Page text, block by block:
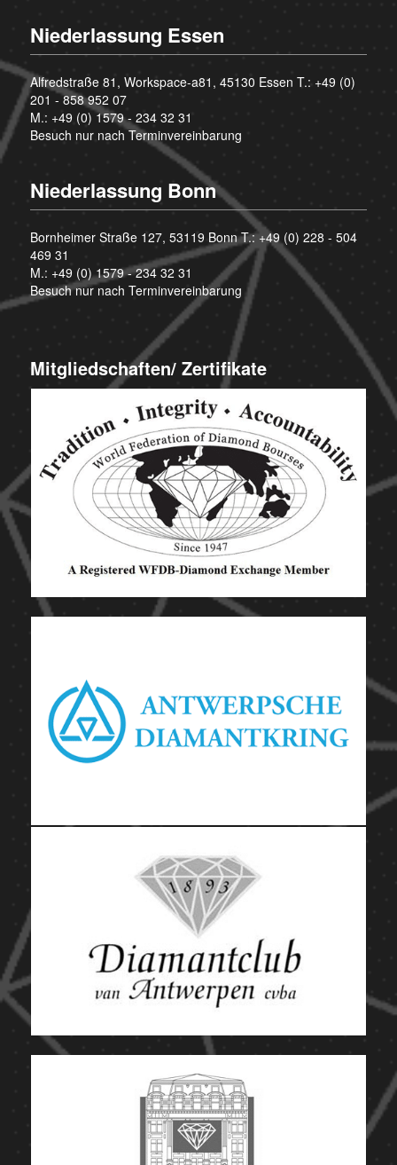
Niederlassung Essen
Alfredstraße 81, Workspace-a81, 45130 Essen T.: +49 (0)
201 - 858 952 07
M.: +49 (0) 1579 - 234 32 31
Besuch nur nach Terminvereinbarung
Niederlassung Bonn
Bornheimer Straße 127, 53119 Bonn T.:+49 (0) 228 - 504
469 31
M.: +49 (0) 1579 - 234 32 31
Besuch nur nach Terminvereinbarung
Mitgliedschaften/ Zertifikate